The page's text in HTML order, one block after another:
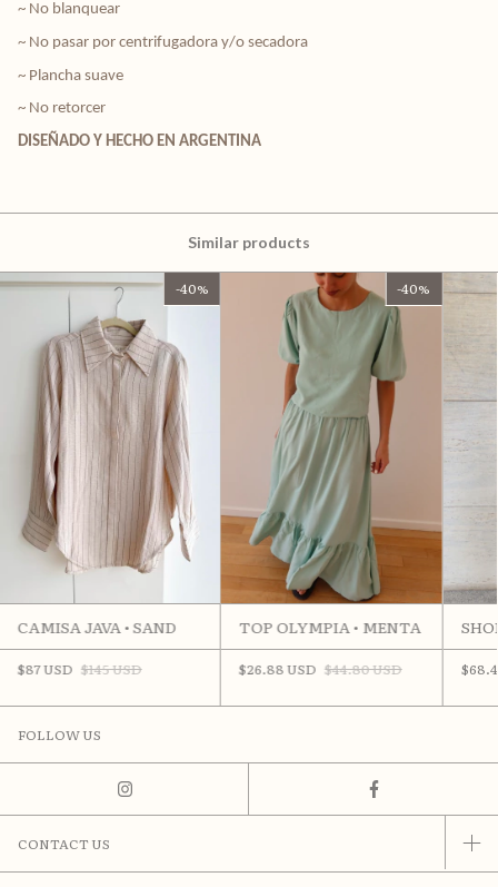
~ No blanquear
~ No pasar por centrifugadora y/o secadora
~ Plancha suave
~ No retorcer
DISEÑADO Y HECHO EN ARGENTINA
Similar products
-40%
CAMISA JAVA • SAND
$87 USD $145 USD
-40%
TOP OLYMPIA • MENTA
$26.88 USD $44.80 USD
FOLLOW US
CONTACT US